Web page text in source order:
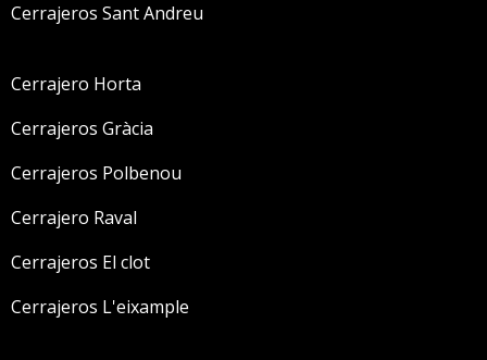
Cerrajeros Sant Andreu
Cerrajero Horta
Cerrajeros Gràcia
Cerrajeros Polbenou
Cerrajero Raval
Cerrajeros El clot
Cerrajeros L'eixample